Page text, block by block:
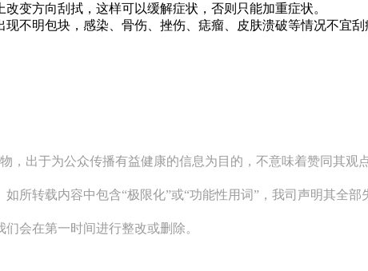
变方向刮拭，这样可以缓解症状，否则只能加重症状。
不明包块，感染、骨伤、挫伤、痣瘤、皮肤溃破等情况不宜刮
，出于为公众传播有益健康的信息为目的，不意味着赞同其
所转载内容中包含“极限化”或“功能性用词”，我司声明其全
会在第一时间进行整改或删除。